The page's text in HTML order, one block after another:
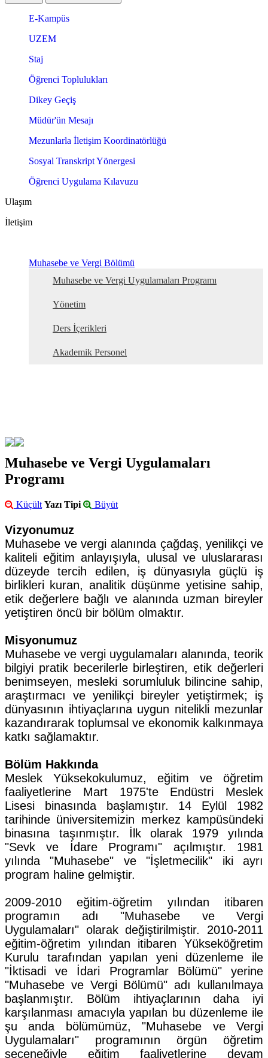
E-Kampüs
UZEM
Staj
Öğrenci Toplulukları
Dikey Geçiş
Müdür'ün Mesajı
Mezunlarla İletişim Koordinatörlüğü
Sosyal Transkript Yönergesi
Öğrenci Uygulama Kılavuzu
Ulaşım
İletişim
Muhasebe ve Vergi Bölümü
Muhasebe ve Vergi Uygulamaları Programı
Yönetim
Ders İçerikleri
Akademik Personel
Muhasebe ve Vergi Uygulamaları
Programı
Küçült Yazı Tipi Büyüt
Vizyonumuz
Muhasebe ve vergi alanında çağdaş, yenilikçi ve
kaliteli eğitim anlayışıyla, ulusal ve uluslararası
düzeyde tercih edilen, iş dünyasıyla güçlü iş
birlikleri kuran, analitik düşünme yetisine sahip,
etik değerlere bağlı ve alanında uzman bireyler
yetiştiren öncü bir bölüm olmaktır.
Misyonumuz
Muhasebe ve vergi uygulamaları alanında, teorik
bilgiyi pratik becerilerle birleştiren, etik değerleri
benimseyen, mesleki sorumluluk bilincine sahip,
araştırmacı ve yenilikçi bireyler yetiştirmek; iş
dünyasının ihtiyaçlarına uygun nitelikli mezunlar
kazandırarak toplumsal ve ekonomik kalkınmaya
katkı sağlamaktır.
Bölüm Hakkında
Meslek Yüksekokulumuz, eğitim ve öğretim
faaliyetlerine Mart 1975'te Endüstri Meslek
Lisesi binasında başlamıştır. 14 Eylül 1982
tarihinde üniversitemizin merkez kampüsündeki
binasına taşınmıştır. İlk olarak 1979 yılında
"Sevk ve İdare Programı" açılmıştır. 1981
yılında "Muhasebe" ve "İşletmecilik" iki ayrı
program haline gelmiştir.
2009-2010 eğitim-öğretim yılından itibaren
programın adı "Muhasebe ve Vergi
Uygulamaları" olarak değiştirilmiştir. 2010-2011
eğitim-öğretim yılından itibaren Yükseköğretim
Kurulu tarafından yapılan yeni düzenleme ile
"İktisadi ve İdari Programlar Bölümü" yerine
"Muhasebe ve Vergi Bölümü" adı kullanılmaya
başlanmıştır. Bölüm ihtiyaçlarının daha iyi
karşılanması amacıyla yapılan bu düzenleme ile
şu anda bölümümüz, "Muhasebe ve Vergi
Uygulamaları" programının örgün öğretim
seçeneğiyle eğitim faaliyetlerine devam